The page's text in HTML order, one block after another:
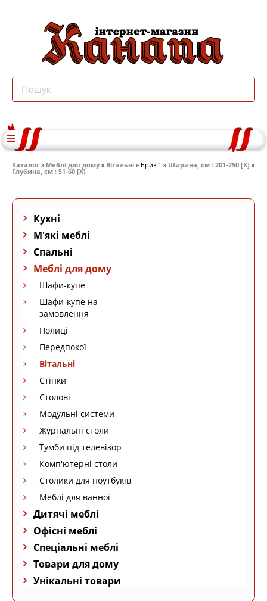
Каталог » Меблі для дому » Вітальні » Бриз 1 » Ширина, см : 201-250 [X] »
Глубина, см : 51-60 [X]
Кухні
М'які меблі
Спальні
Меблі для дому
Шафи-купе
Шафи-купе на
замовлення
Полиці
Передпокої
Вітальні
Стінки
Столові
Модульні системи
Журнальні столи
Тумби під телевізор
Комп'ютерні столи
Столики для ноутбуків
Меблі для ванної
Дитячі меблі
Офісні меблі
Спеціальні меблі
Товари для дому
Унікальні товари